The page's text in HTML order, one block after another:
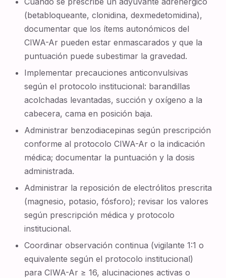
(betabloqueante, clonidina, dexmedetomidina),
documentar que los ítems autonómicos del
CIWA-Ar pueden estar enmascarados y que la
puntuación puede subestimar la gravedad.
Implementar precauciones anticonvulsivas
según el protocolo institucional: barandillas
acolchadas levantadas, succión y oxígeno a la
cabecera, cama en posición baja.
Administrar benzodiacepinas según prescripción
conforme al protocolo CIWA-Ar o la indicación
médica; documentar la puntuación y la dosis
administrada.
Administrar la reposición de electrólitos prescrita
(magnesio, potasio, fósforo); revisar los valores
según prescripción médica y protocolo
institucional.
Coordinar observación continua (vigilante 1:1 o
equivalente según el protocolo institucional)
para CIWA-Ar ≥ 16, alucinaciones activas o